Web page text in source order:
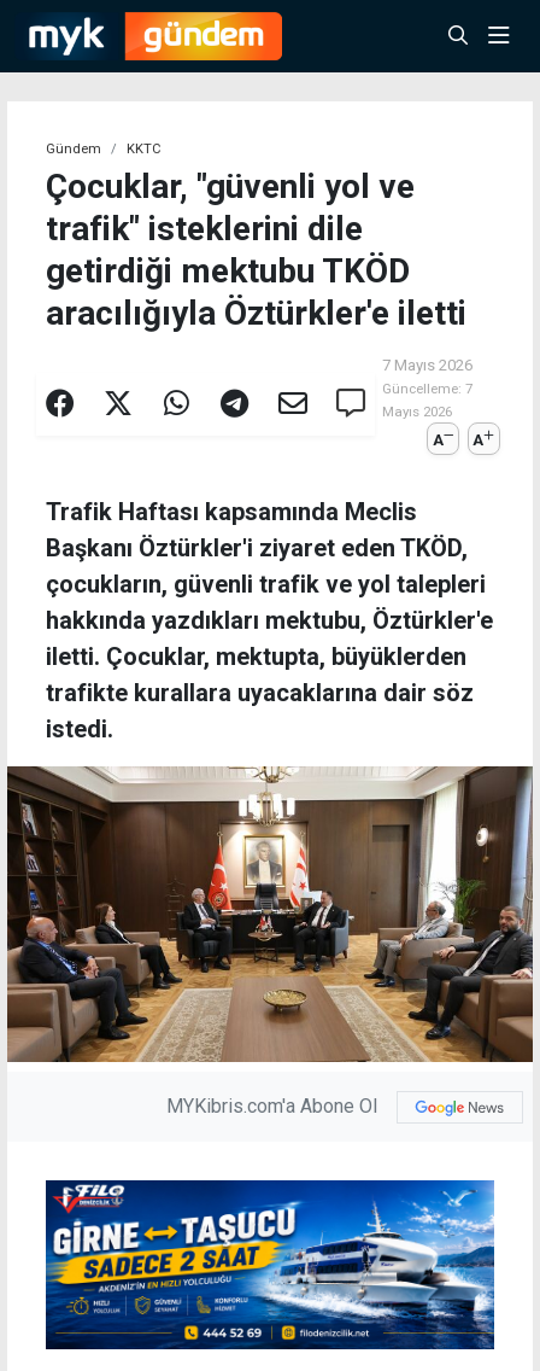
Gündem KKTC
Çocuklar, "güvenli yol ve
trafik" isteklerini dile
getirdiği mektubu TKÖD
aracılığıyla Öztürkler'e iletti
7 Mayıs 2026
Güncelleme: 7
Mayıs 2026
A A
Trafik Haftası kapsamında Meclis
Başkanı Öztürkler'i ziyaret eden TKÖD,
çocukların, güvenli trafik ve yol talepleri
hakkında yazdıkları mektubu, Öztürkler'e
iletti. Çocuklar, mektupta, büyüklerden
trafikte kurallara uyacaklarına dair söz
istedi.
MYKibris.com'a Abone Ol